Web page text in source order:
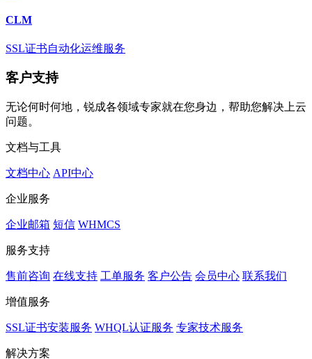
CLM
SSL证书自动化运维服务
客户支持
无论何时何地，锐成各领域专家就在您身边，帮助您解决上云
问题。
文档与工具
文档中心 API中心
企业服务
企业邮箱 短信 WHMCS
服务支持
售前咨询 在线支持 工单服务 客户公告 会员中心 联系我们
增值服务
SSL证书安装服务 WHQL认证服务 专家技术服务
解决方案